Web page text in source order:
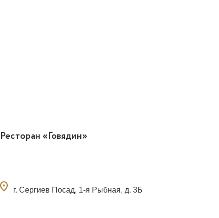
Ресторан «Говядин»
г. Сергиев Посад, 1-я Рыбная, д. 3Б